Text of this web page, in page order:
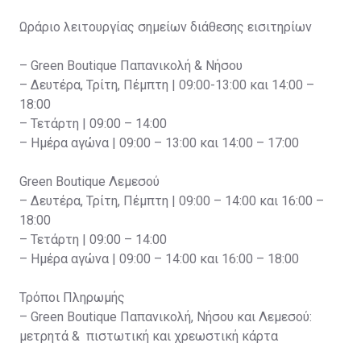
Ωράριο λειτουργίας σημείων διάθεσης εισιτηρίων
– Green Boutique Παπανικολή & Νήσου
– Δευτέρα, Τρίτη, Πέμπτη | 09:00-13:00 και 14:00 –
18:00
– Τετάρτη | 09:00 – 14:00
– Ημέρα αγώνα | 09:00 – 13:00 και 14:00 – 17:00
Green Boutique Λεμεσού
– Δευτέρα, Τρίτη, Πέμπτη | 09:00 – 14:00 και 16:00 –
18:00
– Τετάρτη | 09:00 – 14:00
– Ημέρα αγώνα | 09:00 – 14:00 και 16:00 – 18:00
Τρόποι Πληρωμής
– Green Boutique Παπανικολή, Νήσου και Λεμεσού:
μετρητά & πιστωτική και χρεωστική κάρτα